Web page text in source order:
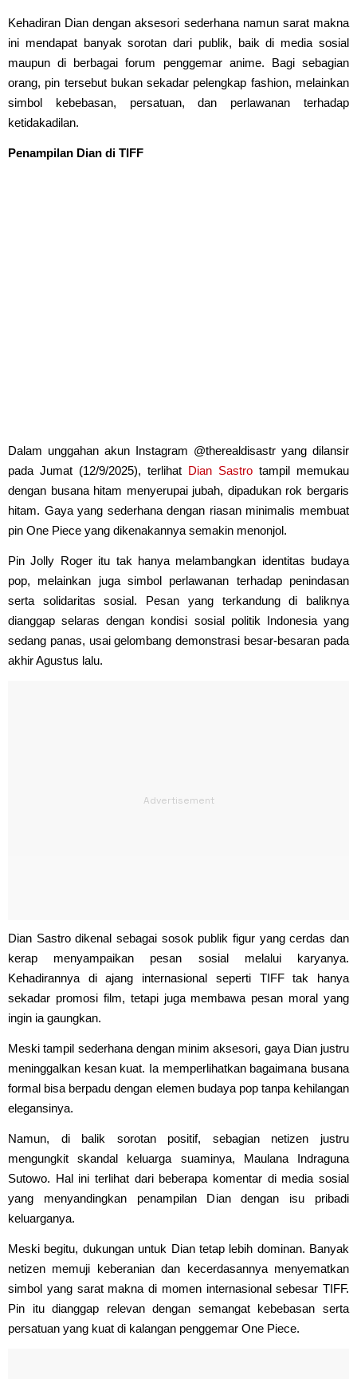
Kehadiran Dian dengan aksesori sederhana namun sarat makna
ini mendapat banyak sorotan dari publik, baik di media sosial
maupun di berbagai forum penggemar anime. Bagi sebagian
orang, pin tersebut bukan sekadar pelengkap fashion, melainkan
simbol kebebasan, persatuan, dan perlawanan terhadap
ketidakadilan.
Penampilan Dian di TIFF
Dalam unggahan akun Instagram @therealdisastr yang dilansir
pada Jumat (12/9/2025), terlihat Dian Sastro tampil memukau
dengan busana hitam menyerupai jubah, dipadukan rok bergaris
hitam. Gaya yang sederhana dengan riasan minimalis membuat
pin One Piece yang dikenakannya semakin menonjol.
Pin Jolly Roger itu tak hanya melambangkan identitas budaya
pop, melainkan juga simbol perlawanan terhadap penindasan
serta solidaritas sosial. Pesan yang terkandung di baliknya
dianggap selaras dengan kondisi sosial politik Indonesia yang
sedang panas, usai gelombang demonstrasi besar-besaran pada
akhir Agustus lalu.
Dian Sastro dikenal sebagai sosok publik figur yang cerdas dan
kerap menyampaikan pesan sosial melalui karyanya.
Kehadirannya di ajang internasional seperti TIFF tak hanya
sekadar promosi film, tetapi juga membawa pesan moral yang
ingin ia gaungkan.
Meski tampil sederhana dengan minim aksesori, gaya Dian justru
meninggalkan kesan kuat. Ia memperlihatkan bagaimana busana
formal bisa berpadu dengan elemen budaya pop tanpa kehilangan
elegansinya.
Namun, di balik sorotan positif, sebagian netizen justru
mengungkit skandal keluarga suaminya, Maulana Indraguna
Sutowo. Hal ini terlihat dari beberapa komentar di media sosial
yang menyandingkan penampilan Dian dengan isu pribadi
keluarganya.
Meski begitu, dukungan untuk Dian tetap lebih dominan. Banyak
netizen memuji keberanian dan kecerdasannya menyematkan
simbol yang sarat makna di momen internasional sebesar TIFF.
Pin itu dianggap relevan dengan semangat kebebasan serta
persatuan yang kuat di kalangan penggemar One Piece.